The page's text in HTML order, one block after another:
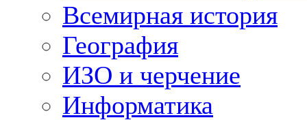
Всемирная история
География
ИЗО и черчение
Информатика